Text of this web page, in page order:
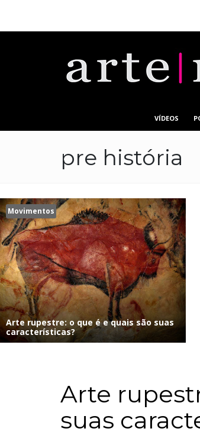
VÍDEOS
pre história
Movimentos
Arte rupestre: o que é e quais são suas
características?
Arte
suas